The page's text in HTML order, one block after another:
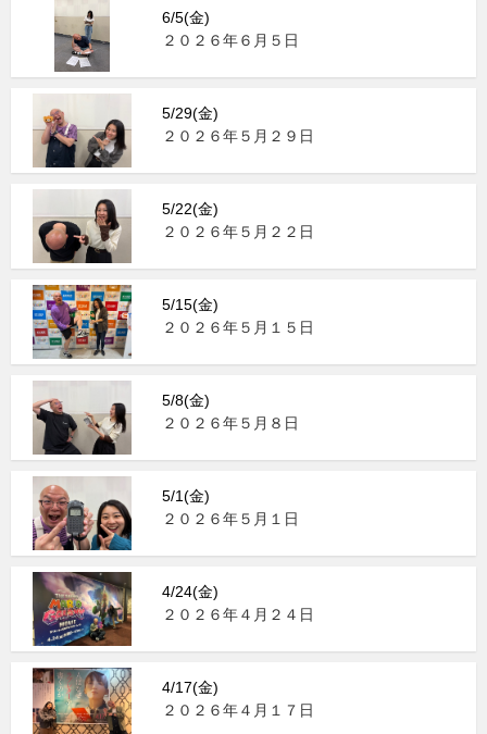
6/5(金)
２０２６年６月５日
5/29(金)
２０２６年５月２９日
5/22(金)
２０２６年５月２２日
5/15(金)
２０２６年５月１５日
5/8(金)
２０２６年５月８日
5/1(金)
２０２６年５月１日
4/24(金)
２０２６年４月２４日
4/17(金)
２０２６年４月１７日